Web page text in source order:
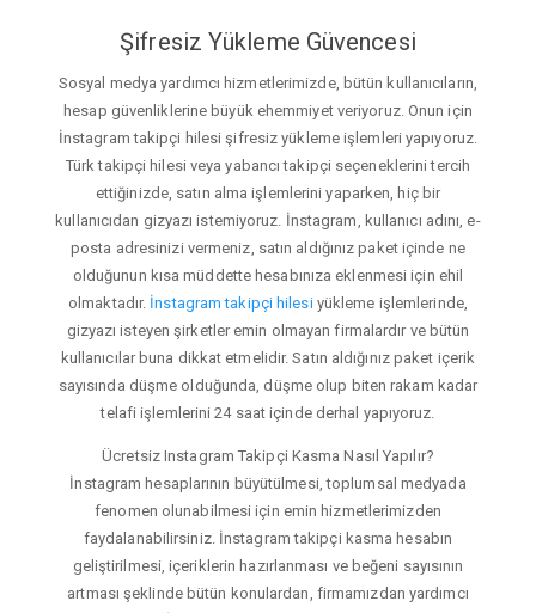
Şifresiz Yükleme Güvencesi
Sosyal medya yardımcı hizmetlerimizde, bütün kullanıcıların,
hesap güvenliklerine büyük ehemmiyet veriyoruz. Onun için
İnstagram takipçi hilesi şifresiz yükleme işlemleri yapıyoruz.
Türk takipçi hilesi veya yabancı takipçi seçeneklerini tercih
ettiğinizde, satın alma işlemlerini yaparken, hiç bir
kullanıcıdan gizyazı istemiyoruz. İnstagram, kullanıcı adını, e-
posta adresinizi vermeniz, satın aldığınız paket içinde ne
olduğunun kısa müddette hesabınıza eklenmesi için ehil
olmaktadır. İnstagram takipçi hilesiyükleme işlemlerinde,
gizyazı isteyen şirketler emin olmayan firmalardır ve bütün
kullanıcılar buna dikkat etmelidir. Satın aldığınız paket içerik
sayısında düşme olduğunda, düşme olup biten rakam kadar
telafi işlemlerini 24 saat içinde derhal yapıyoruz.
Ücretsiz Instagram Takipçi Kasma Nasıl Yapılır?
İnstagram hesaplarının büyütülmesi, toplumsal medyada
fenomen olunabilmesi için emin hizmetlerimizden
faydalanabilirsiniz. İnstagram takipçi kasma hesabın
geliştirilmesi, içeriklerin hazırlanması ve beğeni sayısının
artması şeklinde bütün konulardan, firmamızdan yardımcı